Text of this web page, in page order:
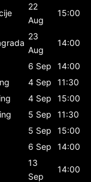
22
Aug
15:00
23
Aug
14:00
6 Sep
14:00
4 Sep
11:30
4 Sep
15:00
5 Sep
11:30
5 Sep
15:00
6 Sep 14:00
13
Sep
14:00